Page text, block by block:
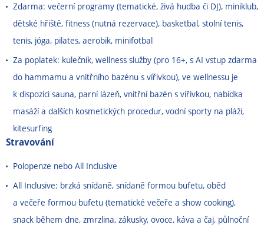
Zdarma: večerní programy (tematické, živá hudba či DJ), miniklub,
dětské hřiště, fitness (nutná rezervace), basketbal, stolní tenis,
tenis, jóga, pilates, aerobik, minifotbal
Za poplatek: kulečník, wellness služby (pro 16+, s AI vstup zdarma
do hammamu a vnitřního bazénu s vířivkou), ve wellnessu je
k dispozici sauna, parní lázeň, vnitřní bazén s vířivkou, nabídka
masáží a dalších kosmetických procedur, vodní sporty na pláži,
kitesurfing
Stravování
Polopenze nebo All Inclusive
All Inclusive: brzká snídaně, snídaně formou bufetu, oběd
a večeře formou bufetu (tematické večeře a show cooking),
snack během dne, zmrzlina, zákusky, ovoce, káva a čaj, půlnoční